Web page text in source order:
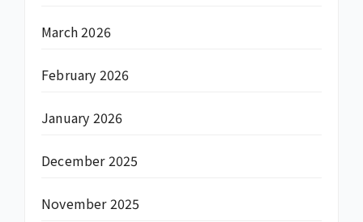
March 2026
February 2026
January 2026
December 2025
November 2025